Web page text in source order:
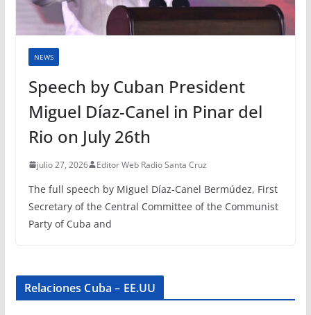
NEWS
Speech by Cuban President
Miguel Díaz-Canel in Pinar del
Rio on July 26th
julio 27, 2026 Editor Web Radio Santa Cruz
The full speech by Miguel Díaz-Canel Bermúdez, First
Secretary of the Central Committee of the Communist
Party of Cuba and
Relaciones Cuba – EE.UU